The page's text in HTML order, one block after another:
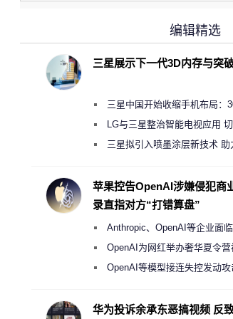
编辑精选
三星展示下一代3D内存与突
三星中国开始收缩手机布局：
店 将被逐步清退
LG与三星整治智能电视应用
规行为三星拟引入喷墨涂层新技术
苹果控告OpenAI涉嫌侵犯商
录直指对方“打错算盘”
Anthropic、OpenAI等企业面
新执法权限审查
OpenAI为网红举办奢华夏令
“反乌托邦”
OpenAI等模型接连失控发动攻
华为投诉余承东恶搞视频 反